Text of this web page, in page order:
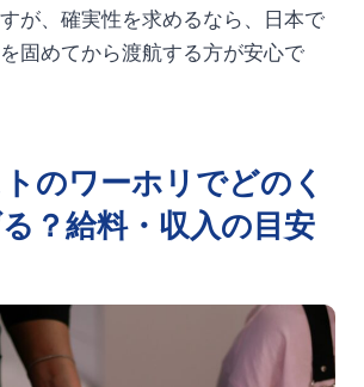
が、確実性を求めるなら、日本で
固めてから渡航する方が安心で
のワーホリでどのく
？給料・収入の目安